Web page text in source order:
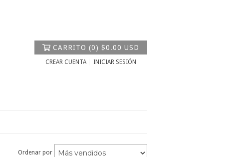
CARRITO (0) $0.00 USD
CREAR CUENTA INICIAR SESIÓN
Ordenar por